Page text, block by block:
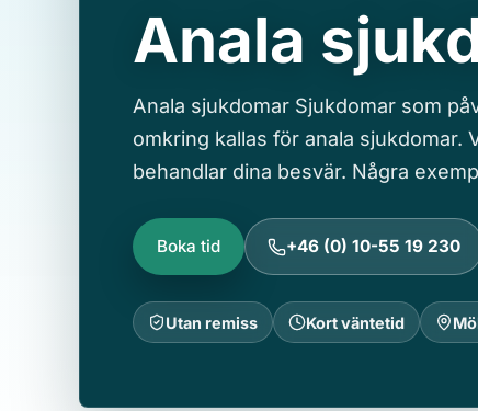
Anala
Anala sjukdomar Sjukdomar som
omkring kallas för anala
behandlar dina besvär. Några
Boka tid +46 (0) 10-55 19 230
Utan remiss Kort väntetid